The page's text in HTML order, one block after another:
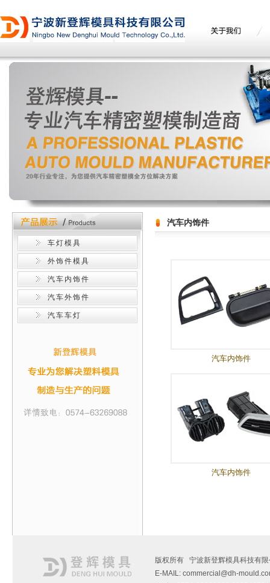
车灯模具
外饰件模具
汽车内饰件
汽车外饰件
汽车车灯
汽车内饰件
汽车内饰件
汽车内饰件
版权所有 宁波新登辉模具科技有
E-MAIL: commercial@dh-